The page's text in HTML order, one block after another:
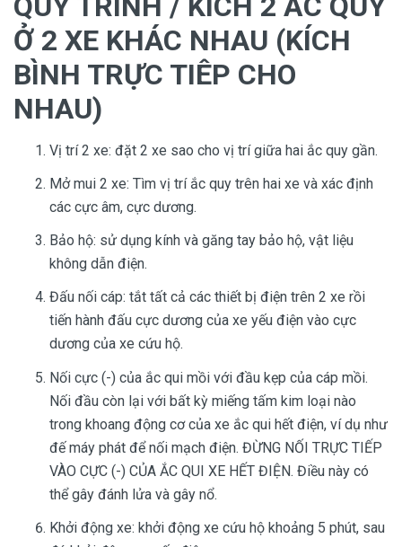
Ở 2 XE KHÁC NHAU (KÍCH
BÌNH TRỰC TIÊP CHO
NHAU)
Vị trí 2 xe: đặt 2 xe sao cho vị trí giữa hai ắc quy gần.
Mở mui 2 xe: Tìm vị trí ắc quy trên hai xe và xác định
các cực âm, cực dương.
Bảo hộ: sử dụng kính và găng tay bảo hộ, vật liệu
không dẫn điện.
Đấu nối cáp: tắt tất cả các thiết bị điện trên 2 xe rồi
tiến hành đấu cực dương của xe yếu điện vào cực
dương của xe cứu hộ.
Nối cực (-) của ắc qui mồi với đầu kẹp của cáp mồi.
Nối đầu còn lại với bất kỳ miếng tấm kim loại nào
trong khoang động cơ của xe ắc qui hết điện, ví dụ như
đế máy phát để nối mạch điện. ĐỪNG NỐI TRỰC TIẾP
VÀO CỰC (-) CỦA ẮC QUI XE HẾT ĐIỆN. Điều này có
thể gây đánh lửa và gây nổ.
Khởi động xe: khởi động xe cứu hộ khoảng 5 phút, sau